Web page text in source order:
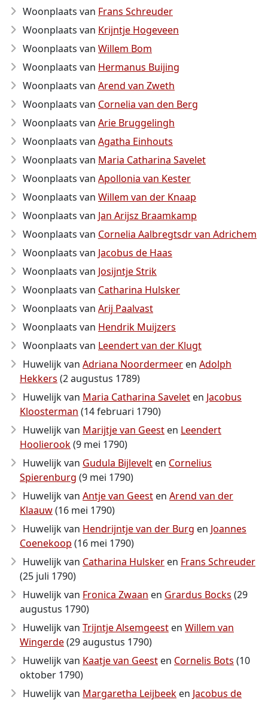
Woonplaats van Frans Schreuder
Woonplaats van Krijntje Hogeveen
Woonplaats van Willem Bom
Woonplaats van Hermanus Buijing
Woonplaats van Arend van Zweth
Woonplaats van Cornelia van den Berg
Woonplaats van Arie Bruggelingh
Woonplaats van Agatha Einhouts
Woonplaats van Maria Catharina Savelet
Woonplaats van Apollonia van Kester
Woonplaats van Willem van der Knaap
Woonplaats van Jan Arijsz Braamkamp
Woonplaats van Cornelia Aalbregtsdr van Adrichem
Woonplaats van Jacobus de Haas
Woonplaats van Josijntje Strik
Woonplaats van Catharina Hulsker
Woonplaats van Arij Paalvast
Woonplaats van Hendrik Muijzers
Woonplaats van Leendert van der Klugt
Huwelijk van Adriana Noordermeer en Adolph
Hekkers (2 augustus 1789)
Huwelijk van Maria Catharina Savelet en Jacobus
Kloosterman (14 februari 1790)
Huwelijk van Marijtje van Geest en Leendert
Hoolierook(9 mei 1790)
Huwelijk van Gudula Bijlevelt en Cornelius
Spierenburg (9 mei 1790)
Huwelijk van Antje van Geest en Arend van der
Klaauw(16 mei 1790)
Huwelijk van Hendrijntje van der Burg en Joannes
Coenekoop (16 mei 1790)
Huwelijk van Catharina Hulsker en Frans Schreuder
(25 juli 1790)
Huwelijk van Fronica Zwaan en Grardus Bocks (29
augustus 1790)
Huwelijk van Trijntje Alsemgeest en Willem van
Wingerde(29 augustus 1790)
Huwelijk van Kaatje van Geest en Cornelis Bots (10
oktober 1790)
Huwelijk van Margaretha Leijbeek en Jacobus de